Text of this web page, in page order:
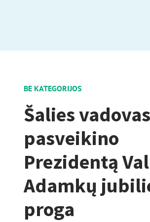
BE KATEGORIJOS
Šalies vadovas
pasveikino
Prezidentą
Adamkų
proga